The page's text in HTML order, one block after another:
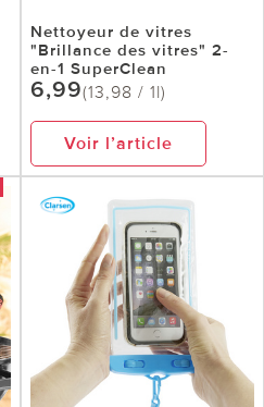
Nettoyeur de vitres
"Brillance des vitres" 2-
en-1 SuperClean
6,99(13,98 / 1l)
Voir l’article